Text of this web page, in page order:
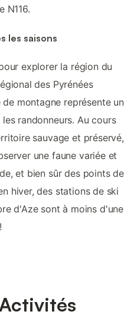
N116.
les saisons
explorer la région du
des Pyrénées
montagne représente un
randonneurs. Au cours
sauvage et préservé,
une faune variée et
et bien sûr des points de
hiver, des stations de ski
d'Aze sont à moins d'une